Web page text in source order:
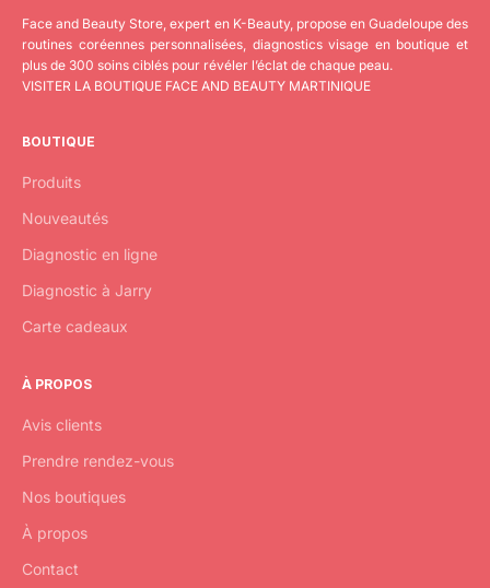
Face and Beauty Store, expert en K-Beauty, propose en Guadeloupe des
routines coréennes personnalisées, diagnostics visage en boutique et
plus de 300 soins ciblés pour révéler l’éclat de chaque peau.
VISITER LA BOUTIQUE FACE AND BEAUTY MARTINIQUE
BOUTIQUE
Produits
Nouveautés
Diagnostic en ligne
Diagnostic à Jarry
Carte cadeaux
À PROPOS
Avis clients
Prendre rendez-vous
Nos boutiques
À propos
Contact